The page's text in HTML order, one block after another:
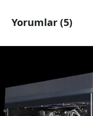
Yorumlar (5)